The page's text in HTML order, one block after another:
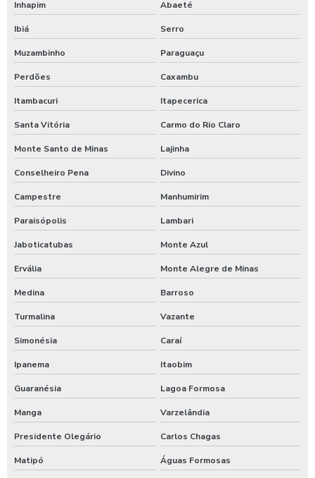
Timer para ducha de praia
Valor para higienização automotiva
Inhapim Abaeté
Ibiá Serro
Muzambinho Paraguaçu
Perdões Caxambu
Itambacuri Itapecerica
Santa Vitória Carmo do Rio Claro
Monte Santo de Minas Lajinha
Conselheiro Pena Divino
Campestre Manhumirim
Paraisópolis Lambari
Jaboticatubas Monte Azul
Ervália Monte Alegre de Minas
Medina Barroso
Turmalina Vazante
Simonésia Caraí
Ipanema Itaobim
Guaranésia Lagoa Formosa
Manga Varzelândia
Presidente Olegário Carlos Chagas
Matipó Águas Formosas